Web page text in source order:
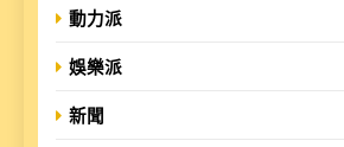
動力派
娛樂派
新聞